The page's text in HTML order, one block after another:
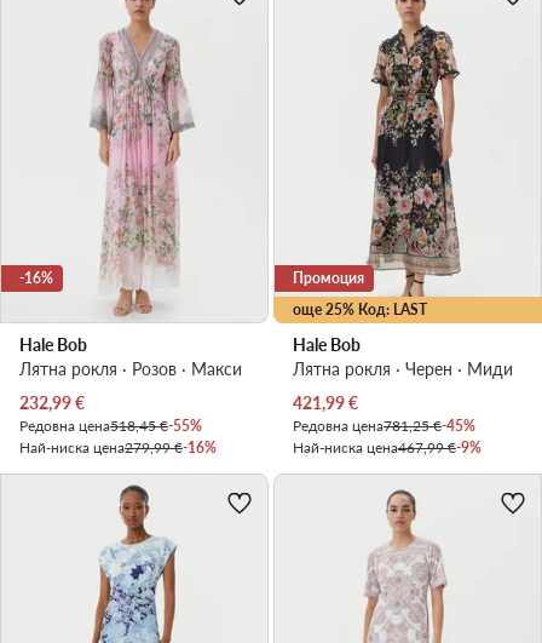
-16%
Hale Bob
Лятна рокля · Розов · Макси
Актуална цена
232,99€
Редовна цена518,45 €-55%
Най-ниска цена279,99 €-16%
още 25% Код: LAST
Промоция
Hale Bob
Лятна рокля · Черен · Миди
Актуална цена
421,99€
Редовна цена781,25 €-45%
Най-ниска цена467,99 €-9%